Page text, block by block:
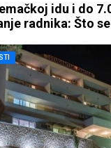
idu i do
radnika: Što